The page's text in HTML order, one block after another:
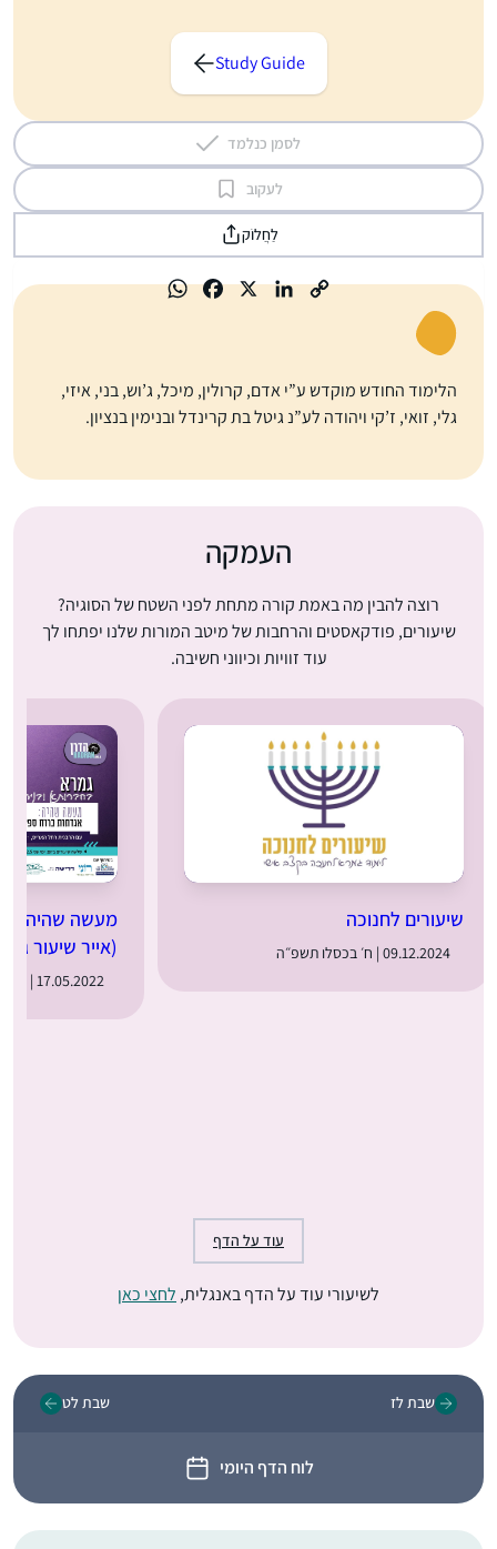
Study Guide
לסמן כנלמד
לעקוב
לַחֲלוֹק
הלימוד החודש מוקדש ע”י אדם, קרולין, מיכל, ג’וש, בני, איזי,
גלי, זואי, ז’קי ויהודה לע”נ גיטל בת קרינדל ובנימין בנציון.
העמקה
רוצה להבין מה באמת קורה מתחת לפני השטח של הסוגיה?
שיעורים, פודקאסטים והרחבות של מיטב המורות שלנו יפתחו לך
עוד זוויות וכיווני חשיבה.
שיעורים לחנוכה
09.12.2024 | ח׳ בכסלו תשפ״ה
מעשה שהיה:
(אייר שיעור ג)
17.05.2022 | ט״ז באייר תשפ״ב
עוד על הדף
לשיעורי עוד על הדף באנגלית, לחצי כאן
שבת לז
לוח הדף היומי
שבת לט